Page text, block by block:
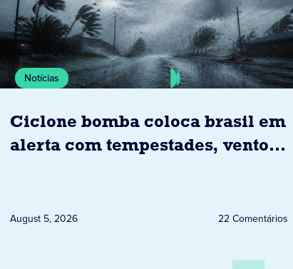
Notícias
Ciclone bomba coloca brasil em
alerta com tempestades, ventos
August 5, 2026 22 Comentários